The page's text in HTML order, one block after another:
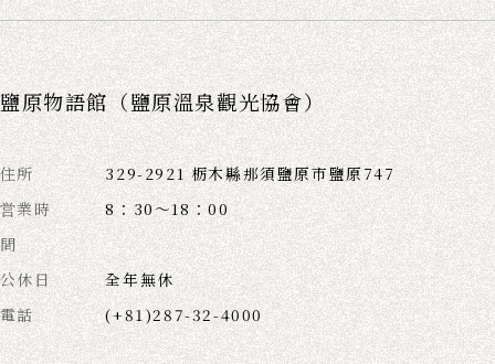
鹽原物語館（鹽原溫泉觀光協會）
住所
329-2921 栃木縣那須鹽原市鹽原747
営業時
間
8：30～18：00
公休日
全年無休
電話
(+81)287-32-4000